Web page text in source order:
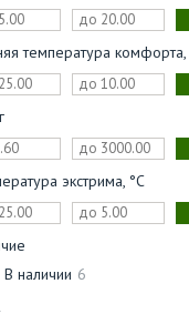
температура комфорта,
экстрима, °С
В наличии 6